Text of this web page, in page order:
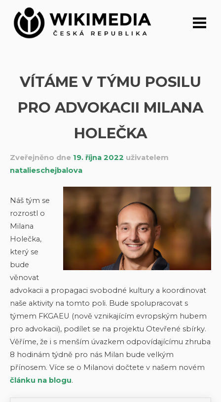
Přeskočit
obsah
VÍTÁME V TÝMU POSILU
PRO ADVOKACII MILANA
HOLEČKA
Zveřejněno dne 19. října 2022 uživatelem
natalieschejbalova
Náš tým se
rozrostl o
Milana
Holečka,
který se
bude
věnovat
advokacii a propagaci svobodné kultury a koordinovat
naše aktivity na tomto poli. Bude spolupracovat s
týmem FKGAEU (nově vznikajícím evropským hubem
pro advokacii), podílet se na projektu Otevřené sbírky.
Věříme, že i s menším úvazkem odpovídajícímu zhruba
8 hodinám týdně pro nás Milan bude velkým
přínosem. Více se o Milanovi dočtete v našem novém
článku na blogu.